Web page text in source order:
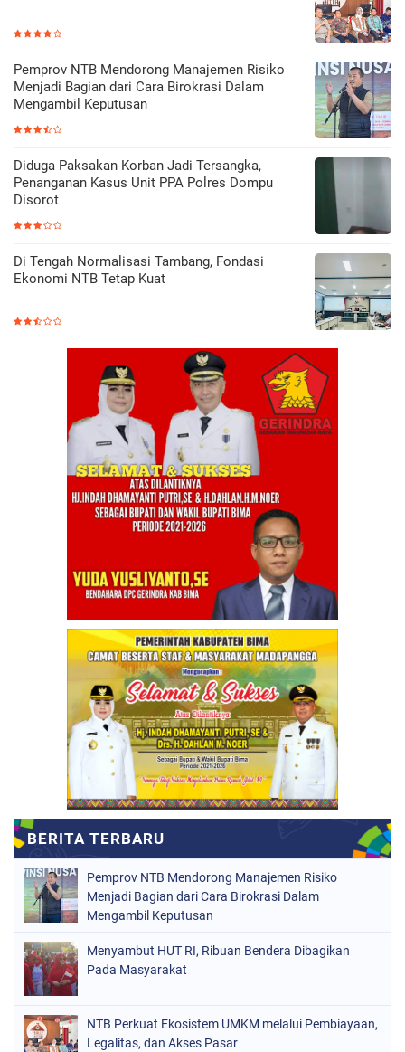
Pemprov NTB Mendorong Manajemen Risiko
Menjadi Bagian dari Cara Birokrasi Dalam
Mengambil Keputusan
Diduga Paksakan Korban Jadi Tersangka,
Penanganan Kasus Unit PPA Polres Dompu
Disorot
Di Tengah Normalisasi Tambang, Fondasi
Ekonomi NTB Tetap Kuat
Pemprov NTB Mendorong Manajemen Risiko
Menjadi Bagian dari Cara Birokrasi Dalam
Mengambil Keputusan
Menyambut HUT RI, Ribuan Bendera Dibagikan
Pada Masyarakat
NTB Perkuat Ekosistem UMKM melalui Pembiayaan,
Legalitas, dan Akses Pasar